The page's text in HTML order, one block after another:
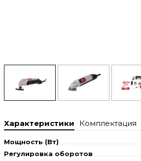
Характеристики Комплектация
Мощность (Вт)
Регулировка оборотов